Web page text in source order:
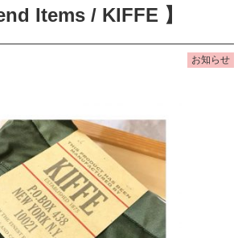
Items / KIFFE 】
お知らせ